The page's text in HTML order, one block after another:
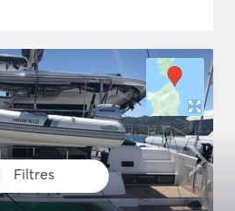
Filtres